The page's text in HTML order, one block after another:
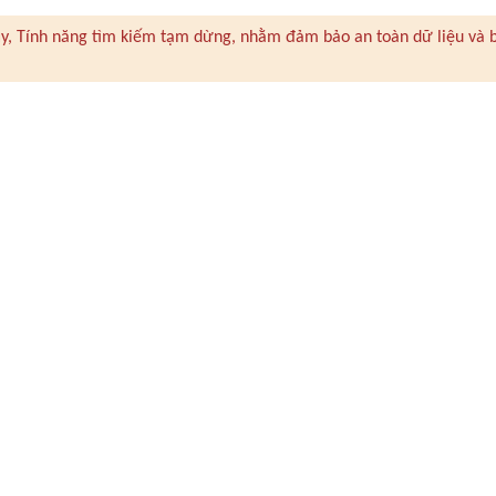
Tính năng tìm kiếm tạm dừng, nhằm đảm bảo an toàn dữ liệu và